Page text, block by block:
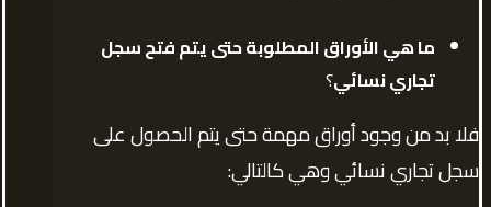
ما هي الأوراق المطلوبة حتى يتم فتح سجل
تجاري نسائي؟
فلا بد من وجود أوراق مهمة حتى يتم الحصول على
سجل تجاري نسائي وهي كالتالي: